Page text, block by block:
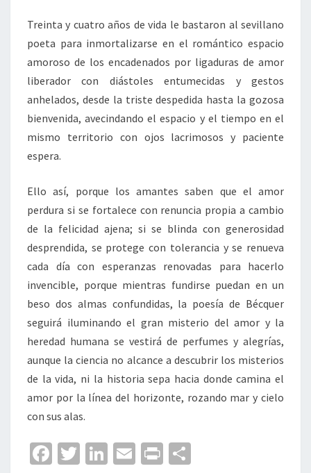
Treinta y cuatro años de vida le bastaron al sevillano
poeta para inmortalizarse en el romántico espacio
amoroso de los encadenados por ligaduras de amor
liberador con diástoles entumecidas y gestos
anhelados, desde la triste despedida hasta la gozosa
bienvenida, avecindando el espacio y el tiempo en el
mismo territorio con ojos lacrimosos y paciente
espera.
Ello así, porque los amantes saben que el amor
perdura si se fortalece con renuncia propia a cambio
de la felicidad ajena; si se blinda con generosidad
desprendida, se protege con tolerancia y se renueva
cada día con esperanzas renovadas para hacerlo
invencible, porque mientras fundirse puedan en un
beso dos almas confundidas, la poesía de Bécquer
seguirá iluminando el gran misterio del amor y la
heredad humana se vestirá de perfumes y alegrías,
aunque la ciencia no alcance a descubrir los misterios
de la vida, ni la historia sepa hacia donde camina el
amor por la línea del horizonte, rozando mar y cielo
con sus alas.
Fa T
Li
E
Pr